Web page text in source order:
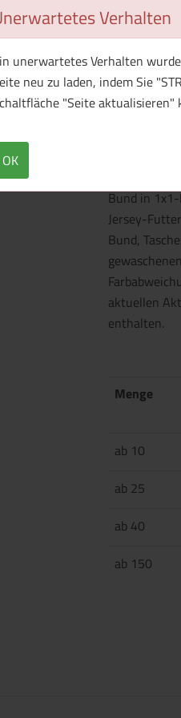
Verhalten
unerwartetes Verhalten
neu zu laden, indem Sie
"Seite aktualisieren"
OK
Bund in
Jersey-
Bund,
aktuellen
enthalten.
Menge
ab 10
ab 25
ab 40
ab 150